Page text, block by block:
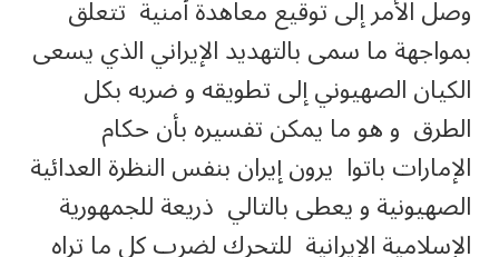
وصل الأمر إلى توقيع معاهدة أمنية تتعلق
بمواجهة ما سمى بالتهديد الإيراني الذي يسعى
الكيان الصهيوني إلى تطويقه و ضربه بكل
الطرق و هو ما يمكن تفسيره بأن حكام
الإمارات باتوا يرون إيران بنفس النظرة العدائية
الصهيونية و يعطى بالتالي ذريعة للجمهورية
الإسلامية الإيرانية للتحرك لضرب كل ما تراه